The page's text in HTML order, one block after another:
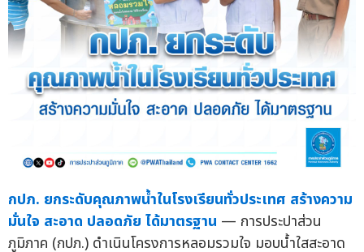
กปภ. ยกระดับคุณภาพน้ำในโรงเรียนทั่วประเทศ สร้างความ
มั่นใจ สะอาด ปลอดภัย ได้มาตรฐาน — การประปาส่วน
ภูมิภาค (กปภ.) ดำเนินโครงการหลอมรวมใจ มอบน้ำใสสะอาด